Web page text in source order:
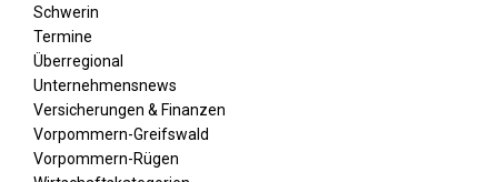
Schwerin
Termine
Überregional
Unternehmensnews
Versicherungen & Finanzen
Vorpommern-Greifswald
Vorpommern-Rügen